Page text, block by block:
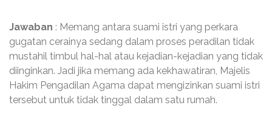
Jawaban : Memang antara suami istri yang perkara
gugatan cerainya sedang dalam proses peradilan tidak
mustahil timbul hal-hal atau kejadian-kejadian yang tidak
diinginkan. Jadi jika memang ada kekhawatiran, Majelis
Hakim Pengadilan Agama dapat mengizinkan suami istri
tersebut untuk tidak tinggal dalam satu rumah.